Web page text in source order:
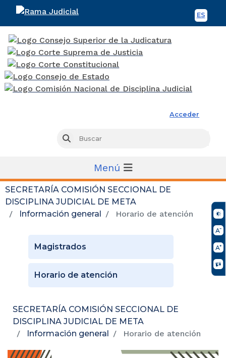
ES
Acceder
Buscar
Menú
SECRETARÍA COMISIÓN SECCIONAL DE
DISCIPLINA JUDICIAL DE META
Información general
Horario de atención
Magistrados
Horario de atención
SECRETARÍA COMISIÓN SECCIONAL DE
DISCIPLINA JUDICIAL DE META
Información general
Horario de atención